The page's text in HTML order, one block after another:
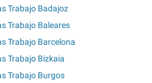
Trabajo Badajoz
Trabajo Baleares
Trabajo Barcelona
Trabajo Bizkaia
Trabajo Burgos